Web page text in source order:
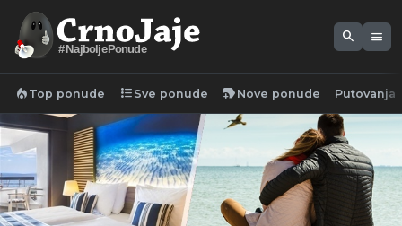
#NajboljePonude
search menu
local_fire_department Top ponude format_list_bulleted Sve ponude new_label Nove ponude Putovanja